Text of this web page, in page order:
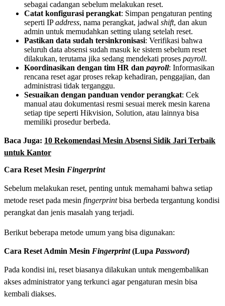
sebagai cadangan sebelum melakukan reset.
Catat konfigurasi perangkat: Simpan pengaturan penting
seperti IPaddress, nama perangkat, jadwal shift, dan akun
admin untuk memudahkan setting ulang setelah reset.
Pastikan data sudah tersinkronisasi: Verifikasi bahwa
seluruh data absensi sudah masuk ke sistem sebelum reset
dilakukan, terutama jika sedang mendekati proses payroll.
Koordinasikan dengan tim HR dan payroll: Informasikan
rencana reset agar proses rekap kehadiran, penggajian, dan
administrasi tidak terganggu.
Sesuaikan dengan panduan vendor perangkat: Cek
manual atau dokumentasi resmi sesuai merek mesin karena
setiap tipe seperti Hikvision, Solution, atau lainnya bisa
memiliki prosedur berbeda.
Baca Juga: 10 Rekomendasi Mesin Absensi Sidik Jari Terbaik
untuk Kantor
Cara Reset Mesin Fingerprint
Sebelum melakukan reset, penting untuk memahami bahwa setiap
metode reset pada mesin fingerprintbisa berbeda tergantung kondisi
perangkat dan jenis masalah yang terjadi.
Berikut beberapa metode umum yang bisa digunakan:
Cara Reset Admin Mesin Fingerprint(Lupa Password)
Pada kondisi ini, reset biasanya dilakukan untuk mengembalikan
akses administrator yang terkunci agar pengaturan mesin bisa
kembali diakses.